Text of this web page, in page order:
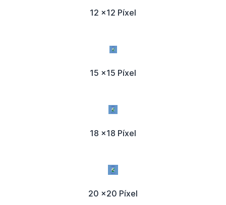
12 x12 Píxel
15 x15 Píxel
18 x18 Píxel
20 x20 Píxel